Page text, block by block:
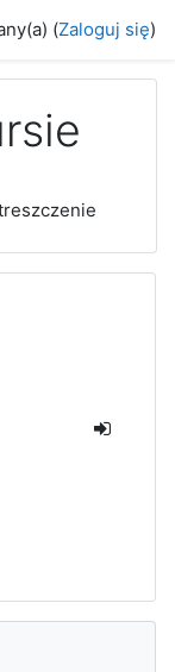
(Zaloguj się)